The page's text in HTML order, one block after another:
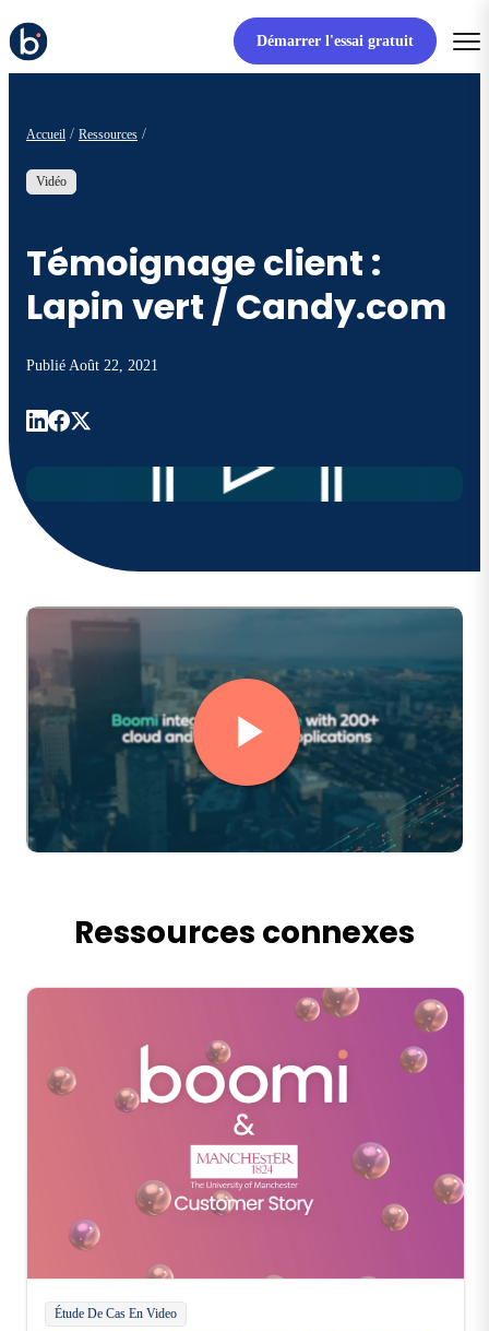
Démarrer l'essai gratuit
Accueil Ressources
Vidéo
Témoignage client :
Lapin vert / Candy.com
Publié Août 22, 2021
Ressources connexes
Étude De Cas En Video